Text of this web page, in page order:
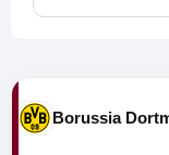
Borussia